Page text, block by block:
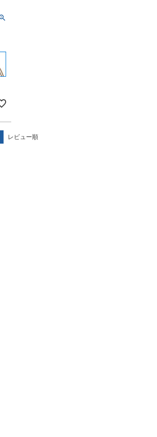
レビュー順